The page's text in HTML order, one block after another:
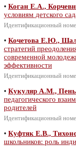
• Коган Е.А.,
условиям детского
Идентификационный
• Кочетова Е.Ю.,
стратегий
современной
эффективности
Идентификационный
• Кукуляр А.М.,
педагогического
родителей
Идентификационный
• Куфтяк Е.В.,
школьников: роль